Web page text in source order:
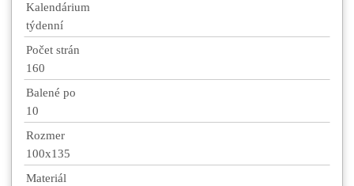
Kalendárium
týdenní
Počet strán
160
Balené po
10
Rozmer
100x135
Materiál